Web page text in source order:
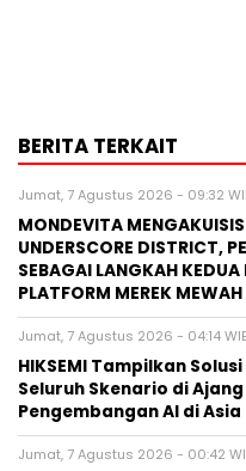
BERITA TERKAIT
Jumat, 7 Agustus 2026 - 09:32
MONDEVITA
UNDERSCORE DISTRICT,
SEBAGAI LANGKAH
PLATFORM MEREK
Jumat, 7 Agustus 2026 - 04:14
HIKSEMI Tampilkan
Seluruh Skenario di
Pengembangan AI di
Jumat, 7 Agustus 2026 - 00:42